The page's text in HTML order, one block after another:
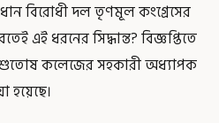
বিরোধী দল তৃণমূল কংগ্রেসের
এই ধরনের সিদ্ধান্ত? বিজ্ঞপ্তিতে
কলেজের সহকারী অধ্যাপক
হয়েছে।